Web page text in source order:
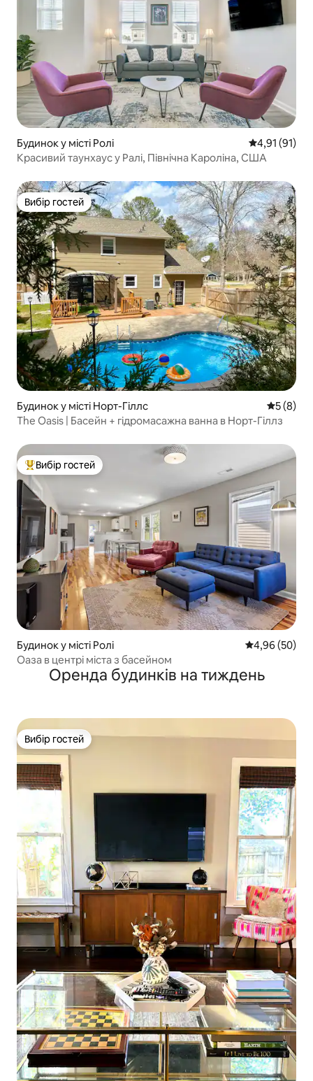
Будинок у місті Ролі Середня
4,91 (91)
Красивий таунхаус у Ралі, Північна Кароліна, США
Вибір гостей
Вибір гостей
Будинок у місті Норт-Гіллс Середня
5 (8)
The Oasis | Басейн + гідромасажна ванна в Норт-Гіллз
Топ вибір гостей
Вибір гостей
Будинок у місті Ролі Середня
4,96 (50)
Оаза в центрі міста з басейном
Оренда будинків на тиждень
Вибір гостей
Вибір гостей